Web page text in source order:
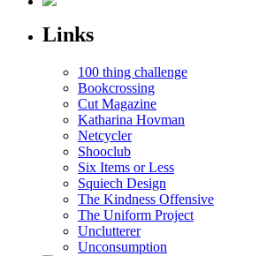
Links
100 thing challenge
Bookcrossing
Cut Magazine
Katharina Hovman
Netcycler
Shooclub
Six Items or Less
Squiech Design
The Kindness Offensive
The Uniform Project
Unclutterer
Unconsumption